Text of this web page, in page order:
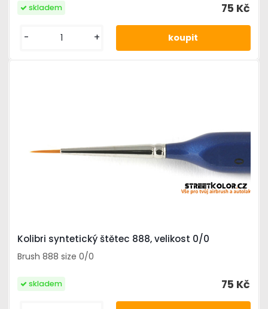
75 Kč
skladem
- +
Kolibri syntetický štětec 888, velikost 0/0
Brush 888 size 0/0
75 Kč
skladem